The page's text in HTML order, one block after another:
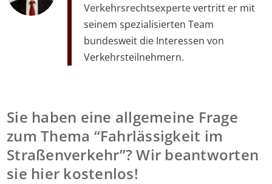
Verkehrsrechtsexpertevertritt er mit
seinem spezialisierten Team
bundesweit die Interessen von
Verkehrsteilnehmern.
Sie haben eine allgemeine Frage
zum Thema “Fahrlässigkeit im
Straßenverkehr”? Wir beantworten
sie hier kostenlos!